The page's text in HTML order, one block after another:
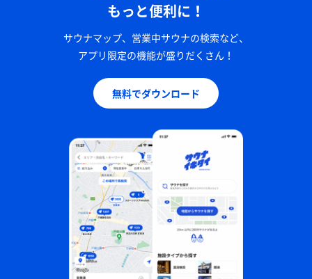
もっと便利に！
サウナマップ、営業中サウナの検索など、
アプリ限定の機能が盛りだくさん！
無料でダウンロード